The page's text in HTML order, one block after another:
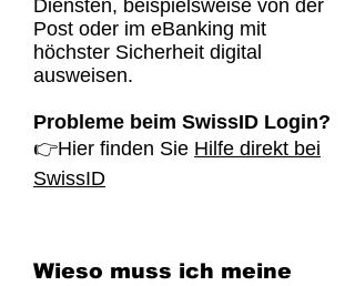
Diensten, beispielsweise von der
Post oder im eBanking mit
höchster Sicherheit digital
ausweisen.
Probleme beim SwissID Login?
👉Hier finden Sie Hilfe direkt bei
SwissID
Wieso muss ich meine